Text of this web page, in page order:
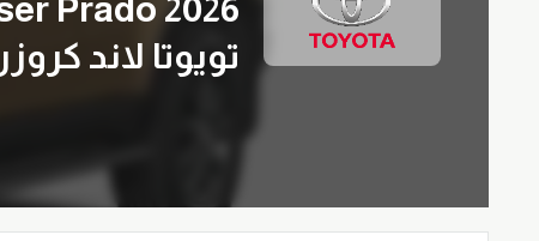
Prado 2026
تويوتا لاند كروزر